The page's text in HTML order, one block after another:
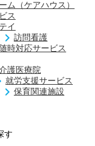
ム（ケアハウス）
ス
イ
訪問看護
時対応サービス
護医療院
就労支援サービス
保育関連施設
す